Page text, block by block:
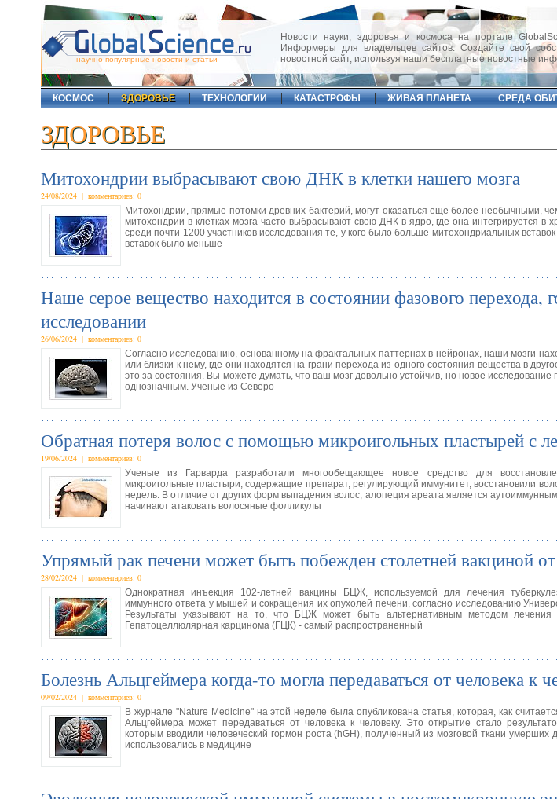
научно-популярные новости и статьи
Новости науки, здоровья и космоса на портале
Информеры для владельцев сайтов. Создайте свой
новостной сайт, используя наши бесплатные новостные
КОСМОС
ЗДОРОВЬЕ ТЕХНОЛОГИИ КАТАСТРОФЫ ЖИВАЯ ПЛАНЕТА СРЕДА
ЗДОРОВЬЕ
Митохондрии выбрасывают свою ДНК в клетки нашего мозга
24/08/2024 | комментариев: 0
Митохондрии, прямые потомки древних бактерий, могут оказаться еще более необычными,
митохондрии в клетках мозга часто выбрасывают свою ДНК в ядро, где она интегрируется в
среди почти 1200 участников исследования те, у кого было больше митохондриальных
вставок было меньше
Наше серое вещество находится в состоянии фазового перехода,
исследовании
26/06/2024 | комментариев: 0
Согласно исследованию, основанному на фрактальных паттернах в нейронах, наши мозги
или близки к нему, где они находятся на грани перехода из одного состояния вещества в
это за состояния. Вы можете думать, что ваш мозг довольно устойчив, но новое исследование
однозначным. Ученые из Северо
Обратная потеря волос с помощью микроигольных пластырей с
19/06/2024 | комментариев: 0
Ученые из Гарварда разработали многообещающее новое средство для
микроигольные пластыри, содержащие препарат, регулирующий иммунитет, восстановили
недель. В отличие от других форм выпадения волос, алопеция ареата является
начинают атаковать волосяные фолликулы
Упрямый рак печени может быть побежден столетней вакциной от
28/02/2024 | комментариев: 0
Однократная инъекция 102-летней вакцины БЦЖ, используемой для лечения
иммунного ответа у мышей и сокращения их опухолей печени, согласно исследованию
Результаты указывают на то, что БЦЖ может быть альтернативным методом лечения
Гепатоцеллюлярная карцинома (ГЦК) - самый распространенный
Болезнь Альцгеймера когда-то могла передаваться от человека к
09/02/2024 | комментариев: 0
В журнале "Nature Medicine" на этой неделе была опубликована статья, которая, как
Альцгеймера может передаваться от человека к человеку. Это открытие стало
которым вводили человеческий гормон роста (hGH), полученный из мозговой ткани умерших
использовались в медицине